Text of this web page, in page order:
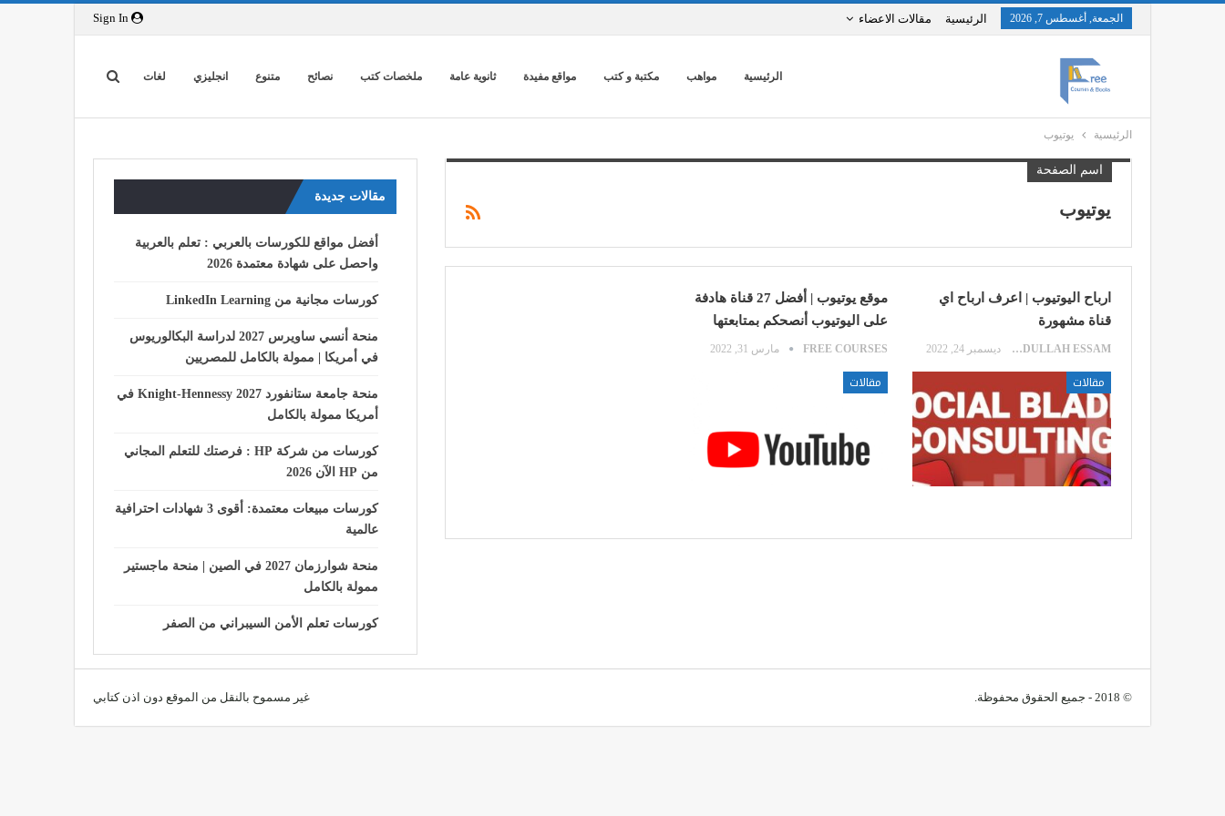
الجمعة, أغسطس 7, 2026 الرئيسية مقالات الاعضاء
الرئيسية مواهب مكتبة و كتب مواقع مفيدة ثانوية عامة ملخصات كتب نصائح متنوع انجليزي لغات
الرئيسية يوتيوب
اسم الصفحة
يوتيوب
ارباح اليوتيوب | اعرف ارباح اي
قناة مشهورة
ABDULLAH ESSAM ديسمبر 24, 2022
مقالات
موقع يوتيوب | أفضل 27 قناة هادفة
على اليوتيوب أنصحكم بمتابعتها
FREE COURSES مارس 31, 2022
مقالات
مقالات جديدة
أفضل مواقع للكورسات بالعربي : تعلم بالعربية
واحصل على شهادة معتمدة 2026
كورسات مجانية من LinkedIn Learning
منحة أنسي ساويرس 2027 لدراسة البكالوريوس
في أمريكا | ممولة بالكامل للمصريين
منحة جامعة ستانفورد Knight-Hennessy 2027 في
أمريكا ممولة بالكامل
كورسات من شركة HP : فرصتك للتعلم المجاني
من HP الآن 2026
كورسات مبيعات معتمدة: أقوى 3 شهادات احترافية
عالمية
منحة شوارزمان 2027 في الصين | منحة ماجستير
ممولة بالكامل
كورسات تعلم الأمن السيبراني من الصفر
© 2018 - جميع الحقوق محفوظة. غير مسموح بالنقل من الموقع دون اذن كتابي